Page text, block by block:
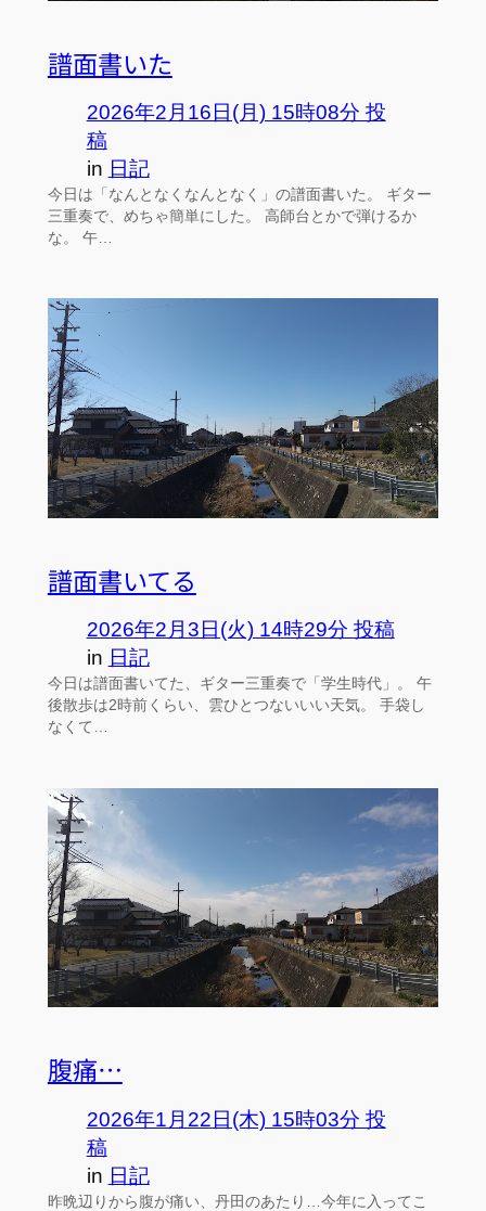
譜面書いた
2026年2月16日(月) 15時08分 投
稿
in 日記
今日は「なんとなくなんとなく」の譜面書いた。 ギター
三重奏で、めちゃ簡単にした。 高師台とかで弾けるか
な。 午…
譜面書いてる
2026年2月3日(火) 14時29分 投稿
in 日記
今日は譜面書いてた、ギター三重奏で「学生時代」。 午
後散歩は2時前くらい、雲ひとつないいい天気。 手袋し
なくて…
腹痛…
2026年1月22日(木) 15時03分 投
稿
in 日記
昨晩辺りから腹が痛い、丹田のあたり…今年に入ってこ